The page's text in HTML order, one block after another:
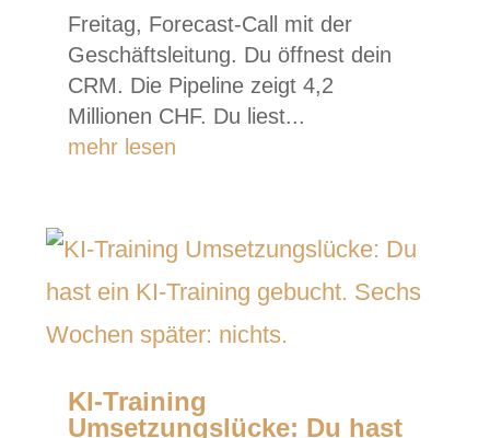
Freitag, Forecast-Call mit der
Geschäftsleitung. Du öffnest dein
CRM. Die Pipeline zeigt 4,2
Millionen CHF. Du liest...
mehr lesen
KI-Training
Umsetzungslücke: Du hast